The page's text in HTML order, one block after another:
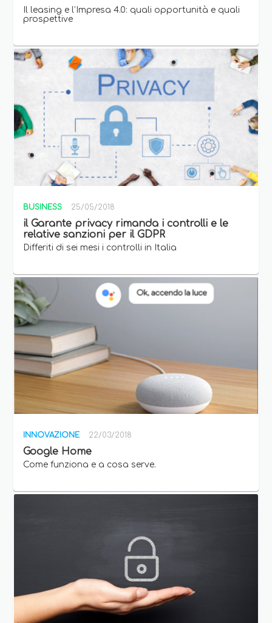
Il leasing e l’Impresa 4.0: quali opportunità e quali
prospettive
BUSINESS 25/05/2018
il Garante privacy rimanda i controlli e le
relative sanzioni per il GDPR
Differiti di sei mesi i controlli in Italia
INNOVAZIONE 22/03/2018
Google Home
Come funziona e a cosa serve.